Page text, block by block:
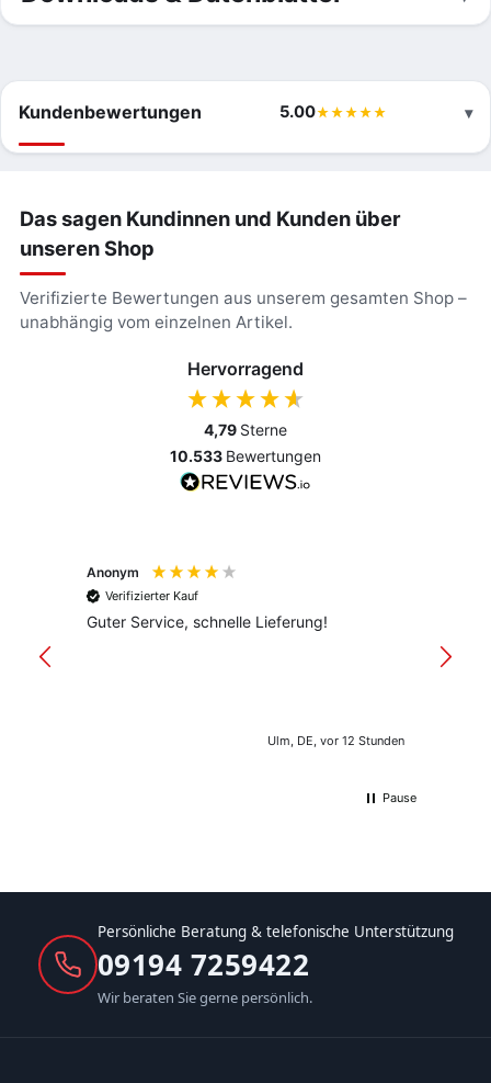
Kundenbewertungen 5.00
Das sagen Kundinnen und Kunden über
unseren Shop
Verifizierte Bewertungen aus unserem gesamten Shop –
unabhängig vom einzelnen Artikel.
Hervorragend
4,79 Sterne
10.533 Bewertungen
Anonym
Verifizierter Kauf
Guter Service, schnelle Lieferung!
Ulm, DE, vor 12 Stunden
Pause
Persönliche Beratung & telefonische Unterstützung
09194 7259422
Wir beraten Sie gerne persönlich.